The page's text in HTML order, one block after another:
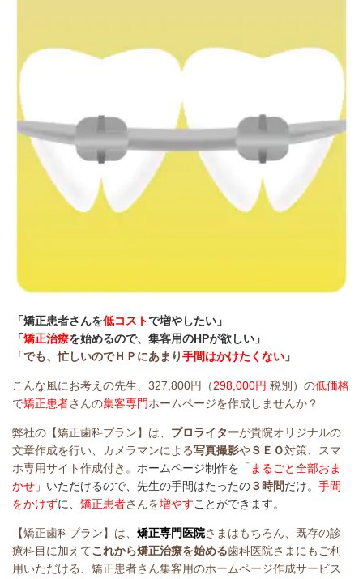
「矯正患者さんを低コストで増やしたい」
「矯正治療を始めるので、集客用のHPが欲しい」
「でも、忙しいのでＨＰにあまり手間はかけたくない 」
こんな風にお考えの先生、327,800円（298,000円 税別）の低価格
で矯正患者さんの集客専門ホームページを作成しませんか？
弊社の【矯正歯科プラン】は、 プロライターが貴院オリジナルの
文章作成を行い、カメラマンによる写真撮影やＳＥＯ対策、スマ
ホ専用サイト作成付き。 ホームページ制作を「 まるごと全部おま
かせ 」いただけるので、先生の手間はたったの３時間だけ。 手間
をかけずに、 矯正患者さんを増やすことができます。
【矯正歯科プラン】は、 矯正専門医院さまはもちろん、既存の診
療科目に加えてこれから矯正治療を始める歯科医院さまにもご利
用いただける、矯正患者さん集客用のホームページ作成サービス